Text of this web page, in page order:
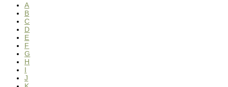
A
B
C
D
E
F
G
H
I
J